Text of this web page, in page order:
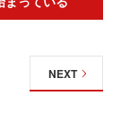
NEXT